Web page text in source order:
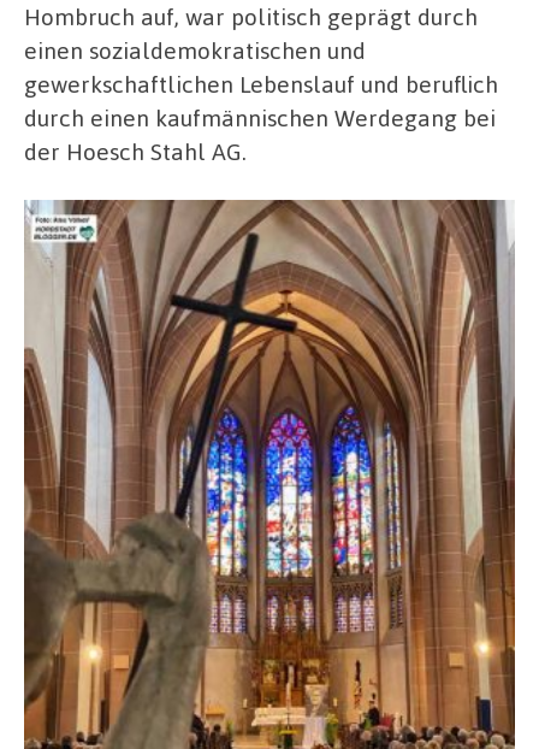
Hombruch auf, war politisch geprägt durch
einen sozialdemokratischen und
gewerkschaftlichen Lebenslauf und beruflich
durch einen kaufmännischen Werdegang bei
der Hoesch Stahl AG.